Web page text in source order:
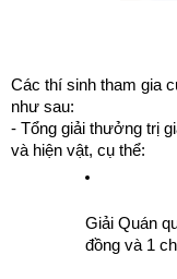
Các thí sinh tham gia
như sau:
- Tổng giải thưởng trị
và hiện vật, cụ thể:
Giải Quán
đồng và 1